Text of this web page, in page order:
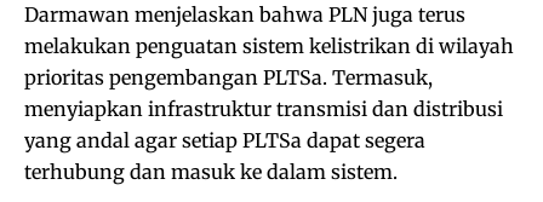
Darmawan menjelaskan bahwa PLN juga terus
melakukan penguatan sistem kelistrikan di wilayah
prioritas pengembangan PLTSa. Termasuk,
menyiapkan infrastruktur transmisi dan distribusi
yang andal agar setiap PLTSa dapat segera
terhubung dan masuk ke dalam sistem.